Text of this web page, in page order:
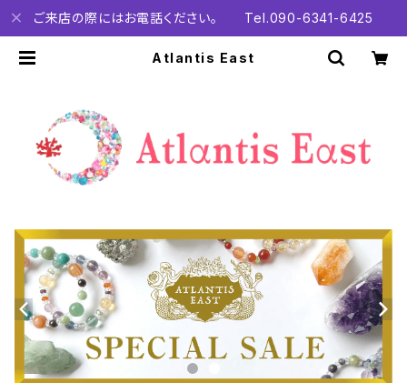
ご来店の際にはお電話ください。 Tel.090-6341-6425
Atlantis East